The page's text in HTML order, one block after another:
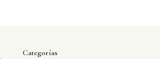
Categorías